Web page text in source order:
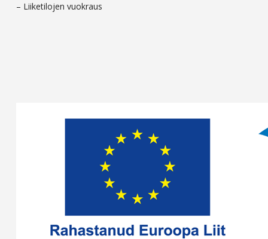
– Liiketilojen vuokraus